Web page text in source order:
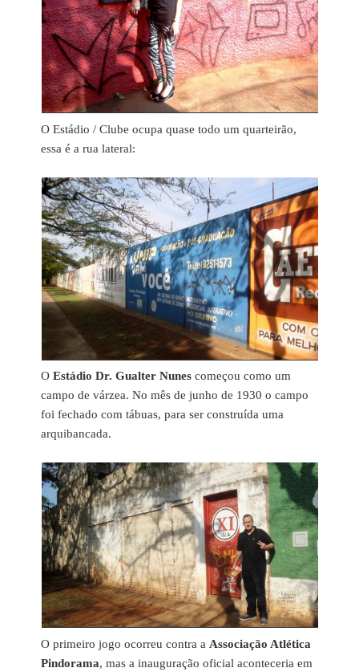
O Estádio / Clube ocupa quase todo um quarteirão,
essa é a rua lateral:
OEstádio Dr. Gualter Nunes começou como um
campo de várzea. No mês de junho de 1930 o campo
foi fechado com tábuas, para ser construída uma
arquibancada.
O primeiro jogo ocorreu contra a Associação Atlética
Pindorama, mas a inauguração oficial aconteceria em